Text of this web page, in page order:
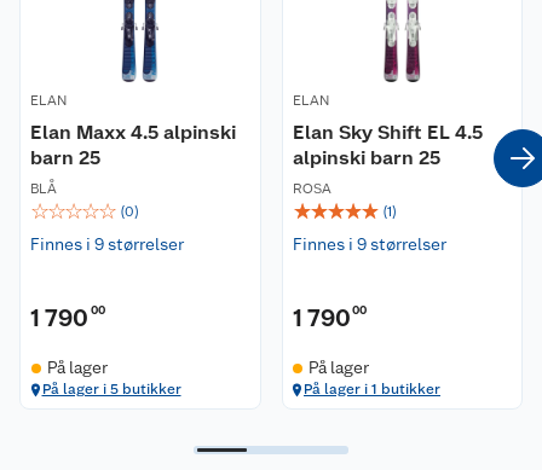
ELAN
Elan Maxx 4.5 alpinski
barn 25
BLÅ
☆☆☆☆☆ (0)
Finnes i 9 størrelser
1 790 00
På lager
På lager i 5 butikker
ELAN
Elan Sky Shift EL 4.5
alpinski barn 25
ROSA
☆☆☆☆☆ (1)
Finnes i 9 størrelser
1 790 00
På lager
På lager i 1 butikker